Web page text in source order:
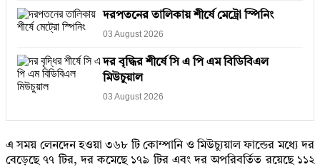
দরপতনের তালিকায় শীর্ষে মেট্রো স্পিনিং
03 August 2026
দর বৃদ্ধির শীর্ষে সি এ পি এম বিডিবিএল
মিউচুয়াল
03 August 2026
এ সময় লেনদেন হওয়া ৩৬৮ টি কোম্পানি ও মিউচ্যুয়াল ফান্ডের মধ্যে দর
বেড়েছে ৭৭ টির, দর কমেছে ১৭৯ টির এবং দর অপরিবর্তিত রয়েছে ১১২